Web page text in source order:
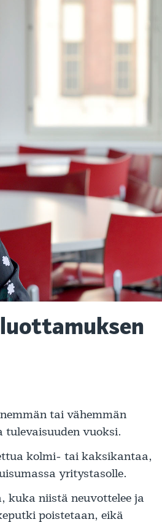
tai vähemmän
vuoksi.
kolmi- tai kaksikantaa,
yritystasolle.
kuka niistä neuvottelee ja
poistetaan, eikä